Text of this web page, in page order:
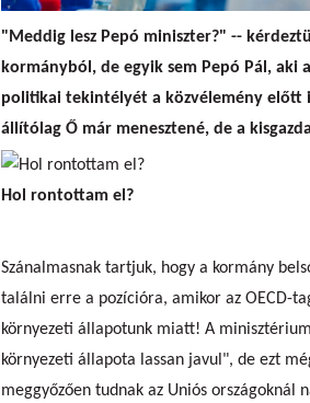
"Meddig lesz Pepó miniszter?" --
kormányból, de egyik sem Pepó Pál, aki
politikai tekintélyét a közvélemény előtt
állítólag Ő már menesztené, de a
Hol rontottam el?
Szánalmasnak tartjuk, hogy a kormány
találni erre a pozícióra, amikor az OECD-
környezeti állapotunk miatt! A
környezeti állapota lassan javul", de ezt
meggyőzően tudnak az Uniós országoknál